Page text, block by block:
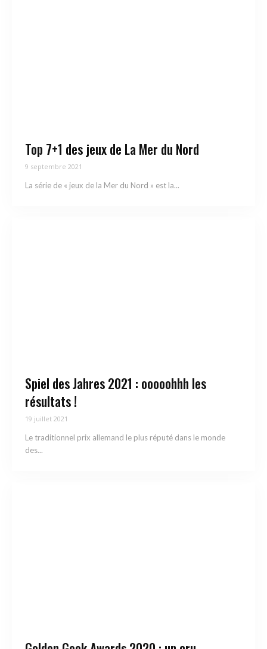
Top 7+1 des jeux de La Mer du Nord
9 septembre 2021
La série de « jeux de la Mer du Nord » est la...
Spiel des Jahres 2021 : ooooohhh les
résultats !
19 juillet 2021
Le traditionnel prix allemand le plus réputé dans le monde
des...